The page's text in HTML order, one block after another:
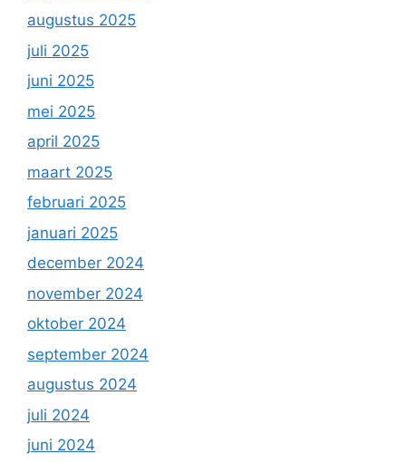
augustus 2025
juli 2025
juni 2025
mei 2025
april 2025
maart 2025
februari 2025
januari 2025
december 2024
november 2024
oktober 2024
september 2024
augustus 2024
juli 2024
juni 2024